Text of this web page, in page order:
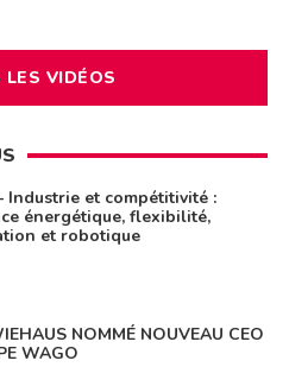
LES VIDÉOS
Industrie et compétitivité :
énergétique, flexibilité,
et robotique
NOMMÉ NOUVEAU CEO
WAGO